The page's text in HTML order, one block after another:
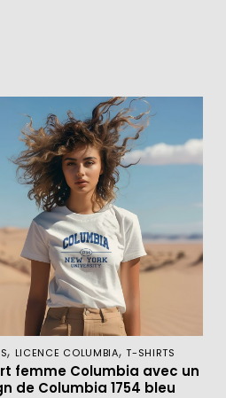
, LICENCE COLUMBIA,T-SHIRTS
femme Columbia avec un
de Columbia 1754 bleu